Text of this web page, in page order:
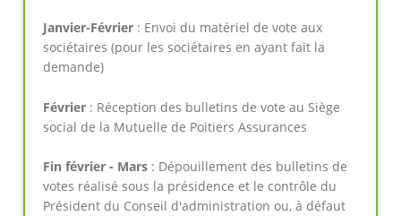
Janvier-Février : Envoi du matériel de vote aux
sociétaires (pour les sociétaires en ayant fait la
demande)
Février : Réception des bulletins de vote au Siège
social de la Mutuelle de Poitiers Assurances
Fin février - Mars : Dépouillement des bulletins de
votes réalisé sous la présidence et le contrôle du
Président du Conseil d'administration ou, à défaut